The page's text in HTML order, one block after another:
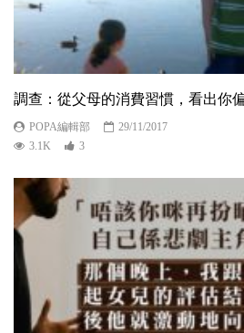
調查：從父母的消費習慣，看出你
POPA編輯部
29/11/2017
3.1K
3